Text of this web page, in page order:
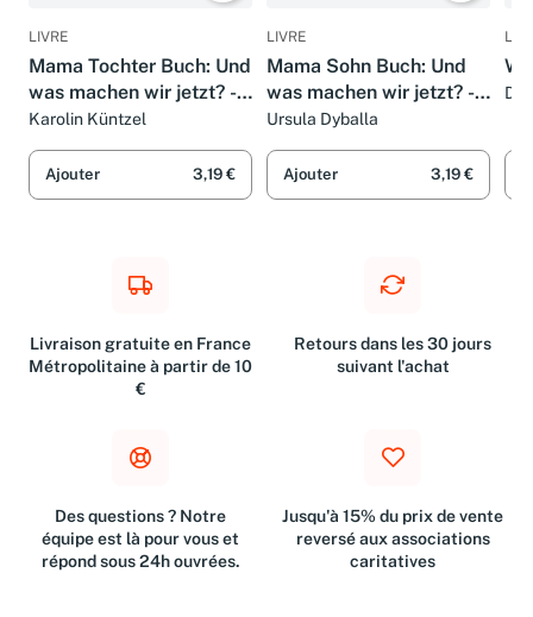
LIVRE
Mama Tochter Buch: Und
was machen wir jetzt? -
Super Ideen für tolle
Karolin Küntzel
Ajouter 3,19 €
LIVRE
Mama Sohn Buch: Und
was machen wir jetzt? -
Super Ideen für tolle
Ursula Dyballa
Ajouter 3,19 €
Livraison gratuite en France
Métropolitaine à partir de 10
€
Retours dans les 30 jours
suivant l'achat
Des questions ? Notre
équipe est là pour vous et
répond sous 24h ouvrées.
Jusqu'à 15% du prix de vente
reversé aux associations
caritatives